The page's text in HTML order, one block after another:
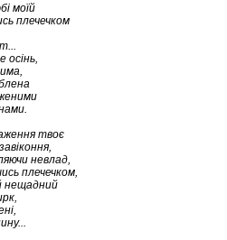
моїй
плечечком
осінь,
твоє
невлад,
плечечком,
нещадний